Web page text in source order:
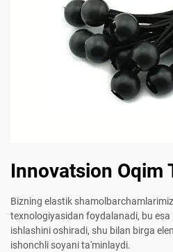
Innovatsion Oqim
Bizning elastik
texnologiyasidan foydalanadi, bu
ishlashini oshiradi, shu bilan birga
ishonchli soyani ta'minlaydi.